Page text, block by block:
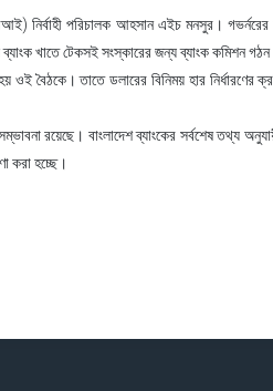
নির্বাহী পরিচালক আহসান এইচ মনসুর। গভর্নরের
খাতে টেকসই সংস্কারের জন্য ব্যাংক কমিশন
বৈঠকে। তাতে ডলারের বিনিময় হার নির্ধারণের
রয়েছে। বাংলাদেশ ব্যাংকের সর্বশেষ তথ্য
করা হচ্ছে।